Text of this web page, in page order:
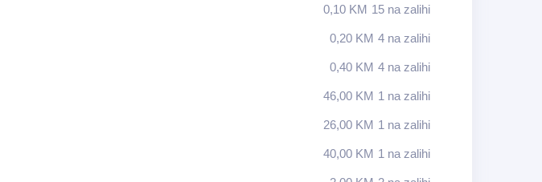
0,10 KM 15 na zalihi
0,20 KM 4 na zalihi
0,40 KM 4 na zalihi
46,00 KM 1 na zalihi
26,00 KM 1 na zalihi
40,00 KM 1 na zalihi